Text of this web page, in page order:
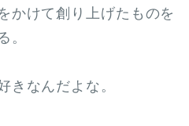
かけて創り上げたものを
。
きなんだよな。